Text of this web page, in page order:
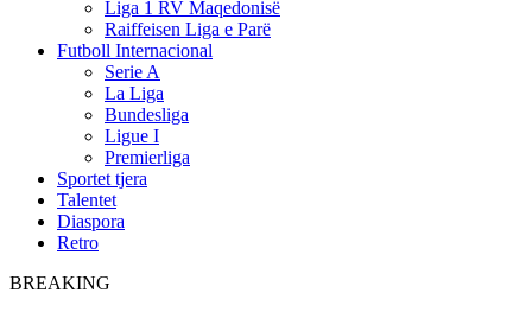
Liga 1 RV Maqedonisë
Raiffeisen Liga e Parë
Futboll Internacional
Serie A
La Liga
Bundesliga
Ligue I
Premierliga
Sportet tjera
Talentet
Diaspora
Retro
BREAKING